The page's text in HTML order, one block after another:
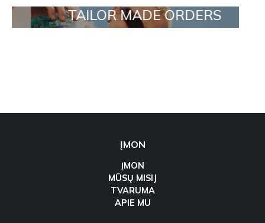
TAILOR MADE ORDERS
ĮMON
ĮMON
MŪSŲ MISIJ
TVARUMA
APIE MU